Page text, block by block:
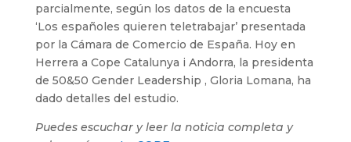
parcialmente, según los datos de la encuesta
‘Los españoles quieren teletrabajar’ presentada
por la Cámara de Comercio de España. Hoy en
Herrera a Cope Catalunya i Andorra, la presidenta
de 50&50 Gender Leadership , Gloria Lomana, ha
dado detalles del estudio.
Puedes escuchar y leer la noticia completa y